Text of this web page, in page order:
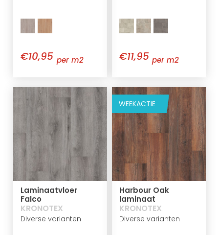
€10,95 per m2 €11,95 per m2
Laminaatvloer
Falco
KRONOTEX
Diverse varianten
WEEKACTIE
Harbour Oak
laminaat
KRONOTEX
Diverse varianten